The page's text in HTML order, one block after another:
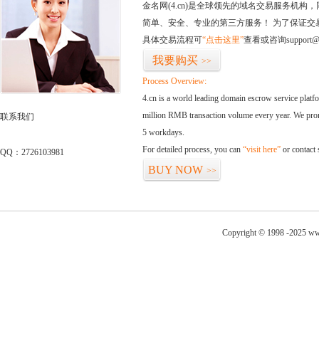
联系我们
QQ：2726103981
金名网(4.cn)是全球领先的域名交易服务机构
简单、安全、专业的第三方服务！ 为了保证
具体交易流程可“点击这里”查看或咨询
我要购买 >>
Process Overview:
4.cn is a world leading domain escrow service
million RMB transaction volume every year. We
5 workdays.
For detailed process, you can “visit here” or contact
BUY NOW >>
Copyright © 1998 -2025